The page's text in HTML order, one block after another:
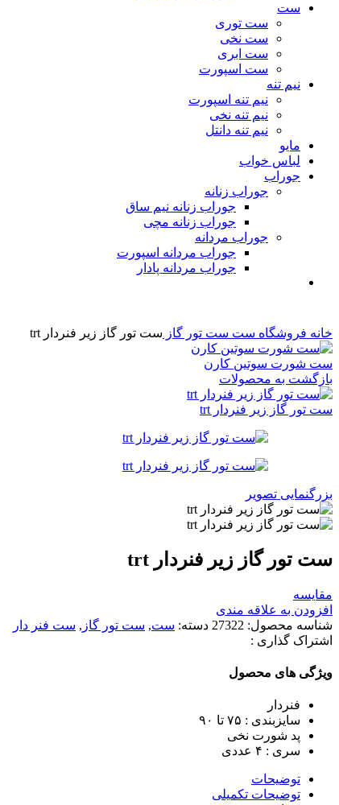
ست
ست توری
ست نخی
ست ابری
ست اسپورت
نیم تنه
نیم تنه اسپورت
نیم تنه نخی
نیم تنه دانتل
مایو
لباس خواب
جوراب
جوراب زنانه
جوراب زنانه نیم ساق
جوراب زنانه مچی
جوراب مردانه
جوراب مردانه اسپورت
جوراب مردانه پادار
خانه فروشگاه ست ست تور گاز ست تور گاز زیر فنردار trt
ست شورت سوتین کارن
بازگشت به محصولات
ست تور گاز زیر فنردار trt
بزرگنمایی تصویر
ست تور گاز زیر فنردار trt
مقایسه
افزودن به علاقه مندی
شناسه محصول: 27322 دسته: ست, ست تور گاز , ست فنر دار
اشتراک گذاری :
ویژگی های محصول
فنردار
سایزبندی : ٧۵ تا ٩٠
پد شورت نخی
سری : ۴ عددی
توضیحات
توضیحات تکمیلی